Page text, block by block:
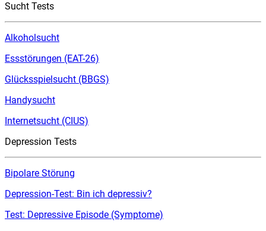
Sucht Tests
Alkoholsucht
Essstörungen (EAT-26)
Glücksspielsucht (BBGS)
Handysucht
Internetsucht (CIUS)
Depression Tests
Bipolare Störung
Depression-Test: Bin ich depressiv?
Test: Depressive Episode (Symptome)